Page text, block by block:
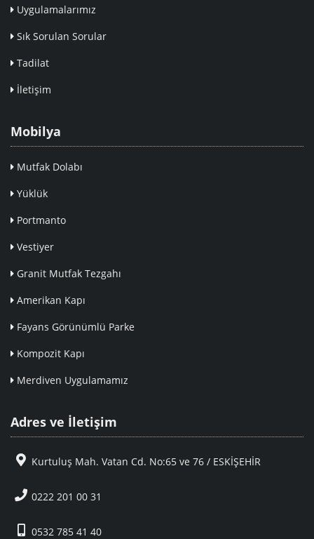
Uygulamalarımız
Sık Sorulan Sorular
Tadilat
İletişim
Mobilya
Mutfak Dolabı
Yüklük
Portmanto
Vestiyer
Granit Mutfak Tezgahı
Amerikan Kapı
Fayans Görünümlü Parke
Kompozit Kapı
Merdiven Uygulamamız
Adres ve İletişim
Kurtuluş Mah. Vatan Cd. No:65 ve 76 / ESKİŞEHİR
0222 201 00 31
0532 785 41 40